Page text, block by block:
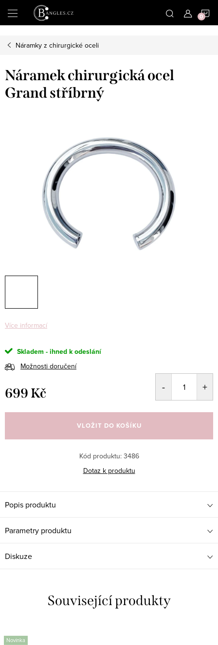
Přejít
na
Náramky z chirurgické oceli
Náramek chirurgická ocel
Grand stříbrný
Více informací
Skladem - ihned k odeslání
Možnosti doručení
699 Kč
cena:
VLOŽIT DO KOŠÍKU
Kód produktu: 3486
Dotaz k produktu
Popis produktu
Parametry produktu
Diskuze
Související produkty
Novinka